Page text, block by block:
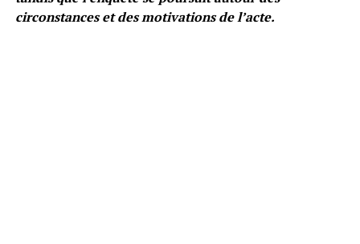
circonstances et des motivations de l’acte.